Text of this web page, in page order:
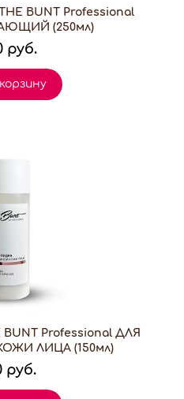
BUNT Professional
(250мл)
руб.
BUNT Professional ДЛЯ
ЛИЦА (150мл)
руб.